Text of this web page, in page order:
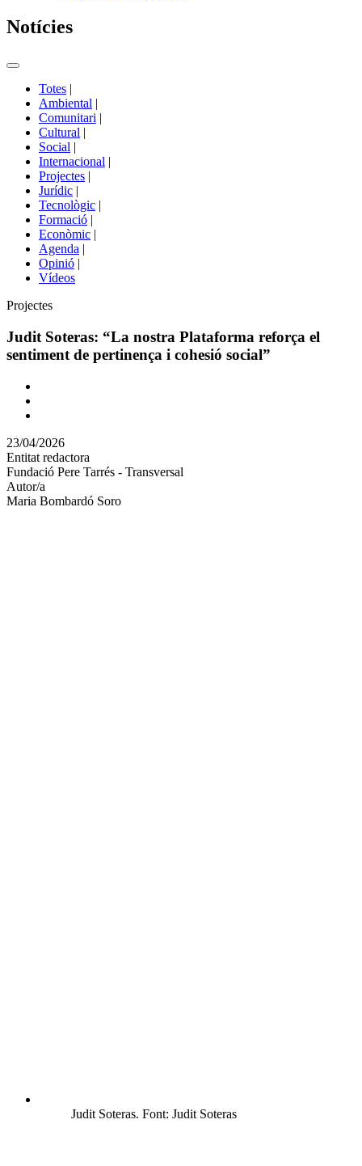
Notícies
Commutador
portals
Totes |
Ambiental |
Comunitari |
Cultural |
Social |
Internacional |
Projectes |
Jurídic |
Tecnològic |
Formació |
Econòmic |
Agenda |
Opinió |
Vídeos
Àmbit
la
notícia
Projectes
Judit Soteras: “La nostra Plataforma reforça el
sentiment de pertinença i cohesió social”
Comparteix
altres
xarxes
socials
23/04/2026
Entitat redactora
Fundació Pere Tarrés - Transversal
Autor/a
Maria Bombardó Soro
Judit Soteras. Font: Judit Soteras